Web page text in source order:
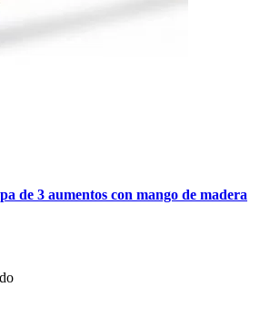
de 3 aumentos con mango de madera